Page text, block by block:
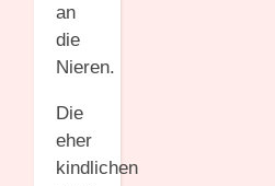
an
die
Nieren.
Die
eher
kindlichen